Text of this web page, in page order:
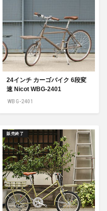
24インチ カーゴバイク 6段変
速 Nicot WBG-2401
WBG-2401
販売終了